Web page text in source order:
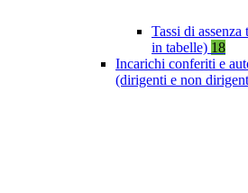
Tassi di
in tabelle) 18
Incarichi conferiti e
(dirigenti e non